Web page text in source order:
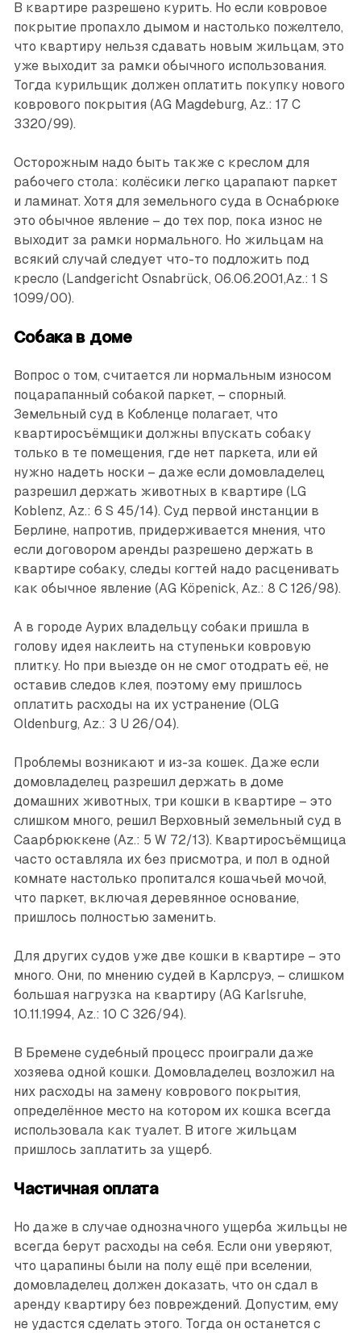
В квартире разрешено курить. Но если ковровое
покрытие пропахло дымом и настолько пожелтело,
что квартиру нельзя сдавать новым жильцам, это
уже выходит за рамки обычного использования.
Тогда курильщик должен оплатить покупку нового
коврового покрытия (AG Magdeburg, Az.: 17 C
3320/99).
Осторожным надо быть также с креслом для
рабочего стола: колёсики легко царапают паркет
и ламинат. Хотя для земельного суда в Оснабрюке
это обычное явление – до тех пор, пока износ не
выходит за рамки нормального. Но жильцам на
всякий случай следует что-то подложить под
кресло (Landgericht Osnabrück, 06.06.2001,Az.: 1 S
1099/00).
Собака в доме
Вопрос о том, считается ли нормальным износом
поцарапанный собакой паркет, – спорный.
Земельный суд в Кобленце полагает, что
квартиро­съёмщики должны впускать собаку
только в те помещения, где нет паркета, или ей
нужно надеть носки – даже если домовладелец
разрешил держать животных в квартире (LG
Koblenz, Az.: 6 S 45/14). Суд первой инстанции в
Бер­лине, напротив, придерживается мнения, что
если договором аренды разрешено держать в
квартире собаку, следы когтей надо расценивать
как обычное явление (AG Köpenick, Az.: 8 C 126/98).
А в городе Аурих владельцу собаки пришла в
голову идея наклеить на ступеньки ковровую
плитку. Но при выезде он не смог отодрать её, не
оставив следов клея, поэтому ему пришлось
оплатить расходы на их устранение (OLG
Oldenburg, Az.: 3 U 26/04).
Проблемы возникают и из-за кошек. Даже если
домовладелец разрешил держать в доме
домашних животных, три кошки в квартире – это
слишком много, решил Верховный земельный суд в
Саарбрюккене (Az.: 5 W 72/13). Квартиросъёмщица
часто оставляла их без ­присмотра, и пол в одной
комнате настолько пропитался кошачьей мочой,
что паркет, включая деревянное основание,
пришлось полностью заменить.
Для других судов уже две кошки в квартире – это
много. Они, по мнению судей в Карлсруэ, – слишком
большая нагрузка на квартиру (AG Karlsruhe,
10.11.1994, Az.: 10 C 326/94).
В Бремене судебный процесс проиграли даже
хозяева одной кошки. Домовладелец возложил на
них расходы на замену коврового покрытия,
определённое место на котором их кошка всегда
использовала как туалет. В итоге жильцам
пришлось заплатить за ущерб.
Частичная оплата
Но даже в случае однозначного ущерба жильцы не
всегда берут расходы на себя. Если они уверяют,
что царапины были на полу ещё при вселении,
домовладелец должен доказать, что он сдал в
аренду квартиру без повреждений. Допустим, ему
не удастся сделать этого. Тогда он останется с